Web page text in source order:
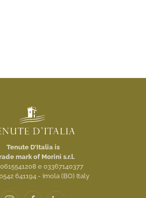
Tenute D'Italia is
mark of Morini s.r.l.
e 03367140377
641194 - Imola (BO) Italy